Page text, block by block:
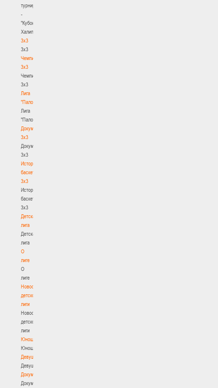
турнир
-
"Кубок
Халипского"
3x3
3x3
Чемпионат
3х3
Чемпионат
3х3
Лига
"Палова"
Лига
"Палова"
Документы
3х3
Документы
3х3
История
баскетбола
3х3
История
баскетбола
3х3
Детская
лига
Детская
лига
О
лиге
О
лиге
Новости
детской
лиги
Новости
детской
лиги
Юноши
Юноши
Девушки
Девушки
Документы
Документы